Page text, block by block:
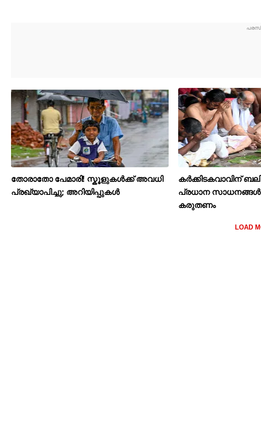
തോരാതോ പേമാരി! സ്കൂളുകൾക്ക് അവധി
പ്രഖ്യാപിച്ചു; അറിയിപ്പുകൾ
കർക്കിടകവാവിന്
പ്രധാന സാധനങ്ങൾ
കരുതണം
LOAD